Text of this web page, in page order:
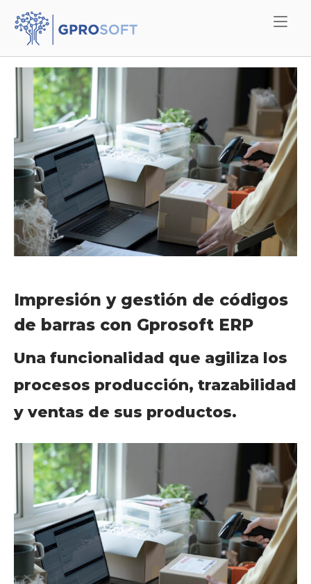
content
Home
Impresión y gestión de códigos
de barras con Gprosoft ERP
Una funcionalidad que agiliza los
procesos producción, trazabilidad
y ventas de sus productos.